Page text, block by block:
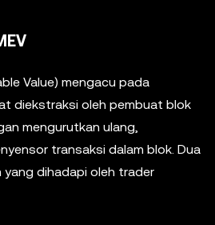
Value) mengacu pada
diekstraksi oleh pembuat blok
mengurutkan ulang,
transaksi dalam blok. Dua
yang dihadapi oleh trader